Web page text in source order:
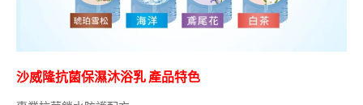
沙威隆抗菌保濕沐浴乳 產品特色